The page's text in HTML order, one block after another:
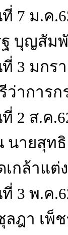
ที่ 7 ม.ค
ฐ บุญสัม
ที่ 3 มกร
ว่าการก
ที่ 2 ส.ค
นายสุท
เกล้าแต่
ที่ 3 พ.ค
ฎา เพ็